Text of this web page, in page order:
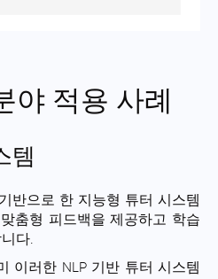
야 적용 사례
템
반으로 한 지능형 튜터 시스템
춤형 피드백을 제공하고 학습
다.
이러한 NLP 기반 튜터 시스템